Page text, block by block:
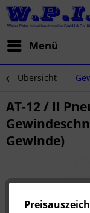
Menü
Übersicht
AT-12 / II
Gewinde)